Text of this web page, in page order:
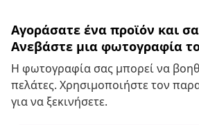
Αγοράσατε ένα προϊόν και
Ανεβάστε μια φωτογραφία
Η φωτογραφία σας μπορεί να
πελάτες. Χρησιμοποιήστε τον
για να ξεκινήσετε.